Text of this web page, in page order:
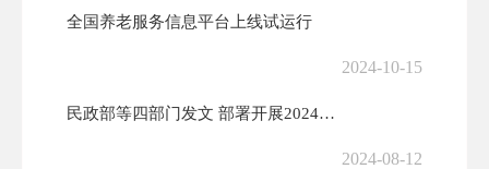
全国养老服务信息平台上线试运行
2024-10-15
民政部等四部门发文 部署开展2024年全国敬老养老助老公益广告作品征...
2024-08-12